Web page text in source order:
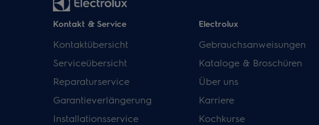
Kontakt & Service
Kontaktübersicht
Serviceübersicht
Reparaturservice
Garantieverlängerung
Installationsservice
Electrolux
Gebrauchsanweisungen
Kataloge & Broschüren
Über uns
Karriere
Kochkurse